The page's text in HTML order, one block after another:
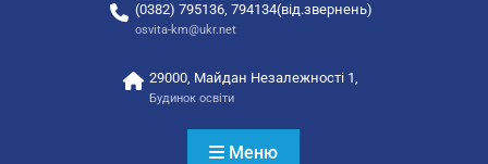
(0382) 795136, 794134(від.звернень)
osvita-km@ukr.net
29000, Майдан Незалежності 1,
Будинок освіти
Меню